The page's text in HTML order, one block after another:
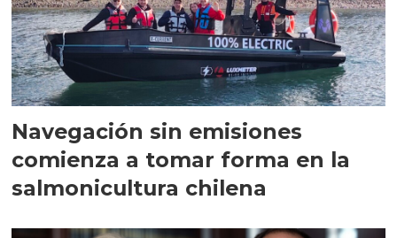
Navegación sin emisiones
comienza a tomar forma en la
salmonicultura chilena